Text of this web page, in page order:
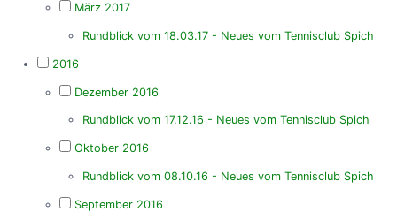
März 2017
Rundblick vom 18.03.17 - Neues vom Tennisclub Spich
2016
Dezember 2016
Rundblick vom 17.12.16 - Neues vom Tennisclub Spich
Oktober 2016
Rundblick vom 08.10.16 - Neues vom Tennisclub Spich
September 2016